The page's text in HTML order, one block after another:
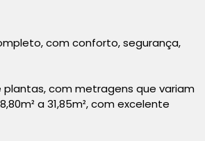
com conforto, segurança,
com metragens que variam
a 31,85m², com excelente